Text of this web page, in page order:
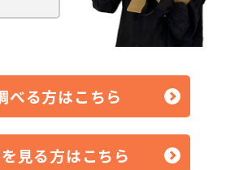
べる方はこちら
見る方はこちら